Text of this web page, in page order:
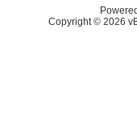
Copyright © 2026